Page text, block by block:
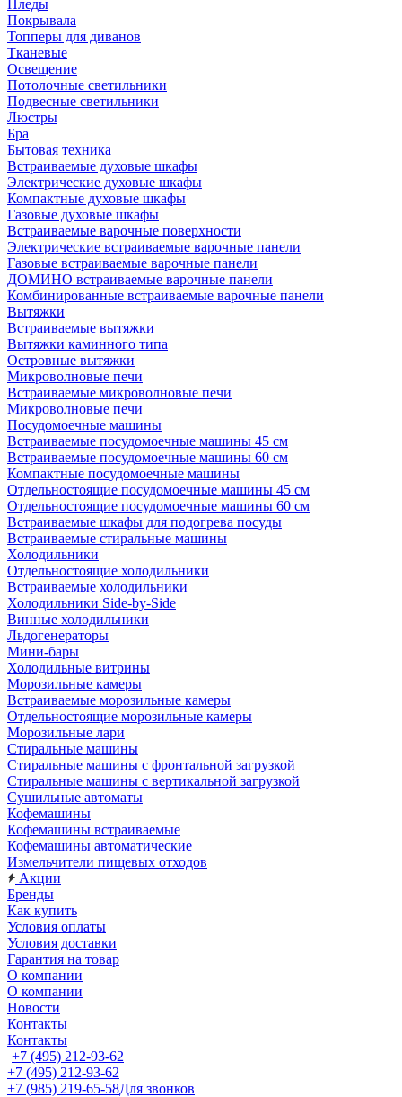
Пледы
Покрывала
Топперы для диванов
Тканевые
Освещение
Потолочные светильники
Подвесные светильники
Люстры
Бра
Бытовая техника
Встраиваемые духовые шкафы
Электрические духовые шкафы
Компактные духовые шкафы
Газовые духовые шкафы
Встраиваемые варочные поверхности
Электрические встраиваемые варочные панели
Газовые встраиваемые варочные панели
ДОМИНО встраиваемые варочные панели
Комбинированные встраиваемые варочные панели
Вытяжки
Встраиваемые вытяжки
Вытяжки каминного типа
Островные вытяжки
Микроволновые печи
Встраиваемые микроволновые печи
Микроволновые печи
Посудомоечные машины
Встраиваемые посудомоечные машины 45 см
Встраиваемые посудомоечные машины 60 см
Компактные посудомоечные машины
Отдельностоящие посудомоечные машины 45 см
Отдельностоящие посудомоечные машины 60 см
Встраиваемые шкафы для подогрева посуды
Встраиваемые стиральные машины
Холодильники
Отдельностоящие холодильники
Встраиваемые холодильники
Холодильники Side-by-Side
Винные холодильники
Льдогенераторы
Мини-бары
Холодильные витрины
Морозильные камеры
Встраиваемые морозильные камеры
Отдельностоящие морозильные камеры
Морозильные лари
Стиральные машины
Стиральные машины с фронтальной загрузкой
Стиральные машины с вертикальной загрузкой
Сушильные автоматы
Кофемашины
Кофемашины встраиваемые
Кофемашины автоматические
Измельчители пищевых отходов
Акции
Бренды
Как купить
Условия оплаты
Условия доставки
Гарантия на товар
О компании
О компании
Новости
Контакты
Контакты
+7 (495) 212-93-62
+7 (495) 212-93-62
+7 (985) 219-65-58Для звонков